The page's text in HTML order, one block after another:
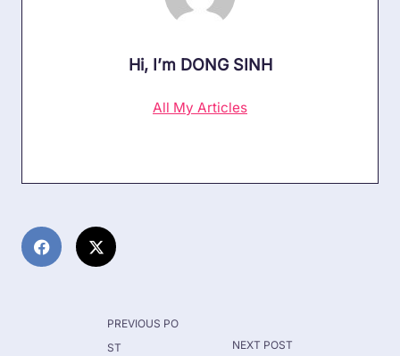
Hi, I’m DONG SINH
All My Articles
class="nav-
PREVIOUS PO
ST
NEXT POST